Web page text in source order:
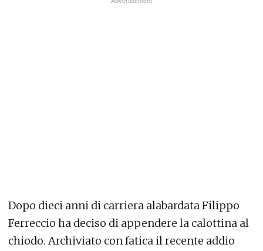
Dopo dieci anni di carriera alabardata Filippo
Ferreccio ha deciso di appendere la calottina al
chiodo. Archiviato con fatica il recente addio